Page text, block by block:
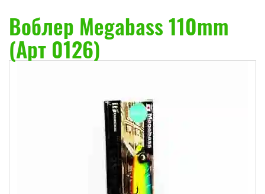
Воблер Megabass 110mm
(Арт 0126)